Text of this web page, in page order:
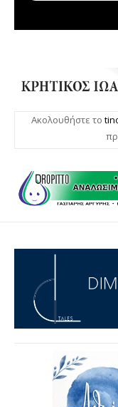
Ακολουθήστε το